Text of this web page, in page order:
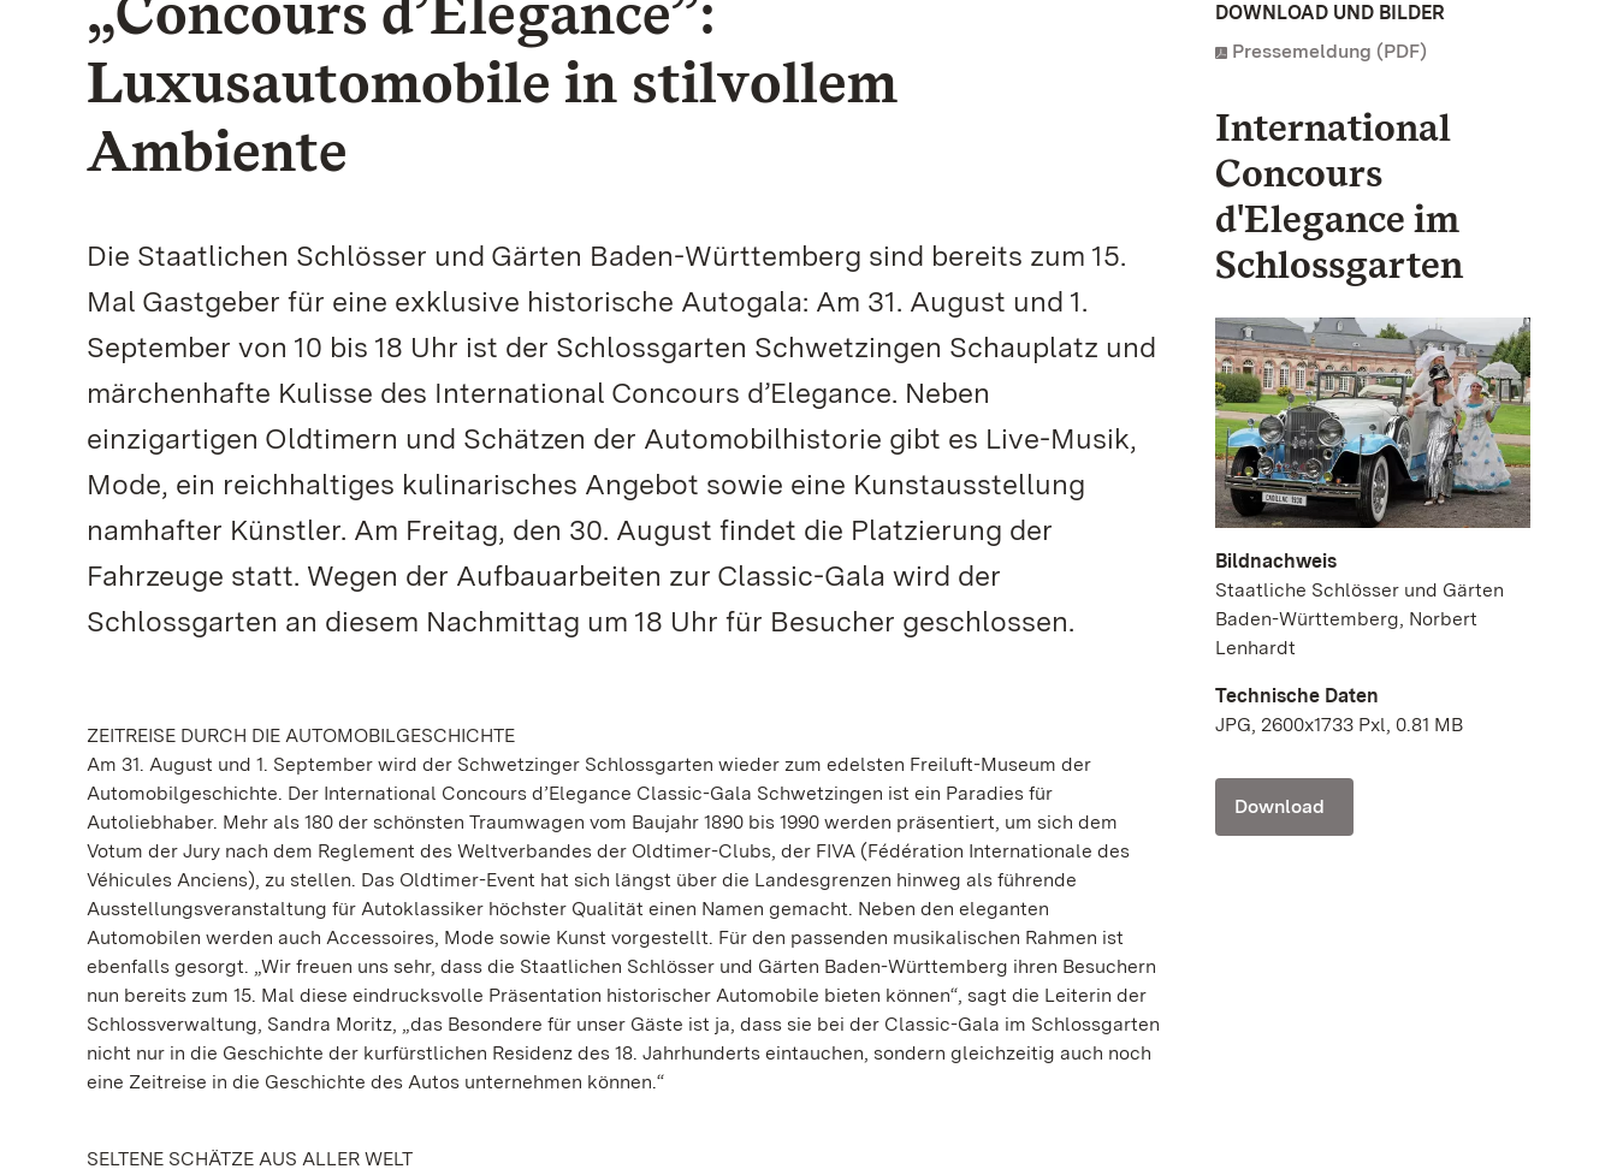
Luxusautomobile in stilvollem
Ambiente
Die Staatlichen Schlösser und Gärten Baden-Württemberg sind bereits zum 15.
Mal Gastgeber für eine exklusive historische Autogala: Am 31. August und 1.
September von 10 bis 18 Uhr ist der Schlossgarten Schwetzingen Schauplatz und
märchenhafte Kulisse des International Concours d’Elegance. Neben
einzigartigen Oldtimern und Schätzen der Automobilhistorie gibt es Live-Musik,
Mode, ein reichhaltiges kulinarisches Angebot sowie eine Kunstausstellung
namhafter Künstler. Am Freitag, den 30. August findet die Platzierung der
Fahrzeuge statt. Wegen der Aufbauarbeiten zur Classic-Gala wird der
Schlossgarten an diesem Nachmittag um 18 Uhr für Besucher geschlossen.
ZEITREISE DURCH DIE AUTOMOBILGESCHICHTE
Am 31. August und 1. September wird der Schwetzinger Schlossgarten wieder zum edelsten Freiluft-Museum der
Automobilgeschichte. Der International Concours d’Elegance Classic-Gala Schwetzingen ist ein Paradies für
Autoliebhaber. Mehr als 180 der schönsten Traumwagen vom Baujahr 1890 bis 1990 werden präsentiert, um sich dem
Votum der Jury nach dem Reglement des Weltverbandes der Oldtimer-Clubs, der FIVA (Fédération Internationale des
Véhicules Anciens), zu stellen. Das Oldtimer-Event hat sich längst über die Landesgrenzen hinweg als führende
Ausstellungsveranstaltung für Autoklassiker höchster Qualität einen Namen gemacht. Neben den eleganten
Automobilen werden auch Accessoires, Mode sowie Kunst vorgestellt. Für den passenden musikalischen Rahmen ist
ebenfalls gesorgt. „Wir freuen uns sehr, dass die Staatlichen Schlösser und Gärten Baden-Württemberg ihren Besuchern
nun bereits zum 15. Mal diese eindrucksvolle Präsentation historischer Automobile bieten können“, sagt die Leiterin der
Schlossverwaltung, Sandra Moritz, „das Besondere für unser Gäste ist ja, dass sie bei der Classic-Gala im Schlossgarten
nicht nur in die Geschichte der kurfürstlichen Residenz des 18. Jahrhunderts eintauchen, sondern gleichzeitig auch noch
eine Zeitreise in die Geschichte des Autos unternehmen können.“
SELTENE SCHÄTZE AUS ALLER WELT
DOWNLOAD UND BILDER
Pressemeldung (PDF)
International
Concours
d'Elegance im
Schlossgarten
Bildnachweis
Staatliche Schlösser und Gärten
Baden-Württemberg, Norbert
Lenhardt
Technische Daten
JPG, 2600x1733 Pxl, 0.81 MB
Download